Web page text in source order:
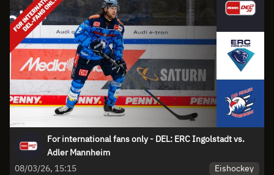
For international fans only - DEL: ERC Ingolstadt vs.
Adler Mannheim
08/03/26, 15:15
Eishockey